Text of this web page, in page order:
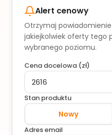
Alert cenowy
Otrzymaj
jakiejkolwiek oferty tego
wybranego poziomu.
Cena docelowa (zł)
Stan produktu
Nowy
Adres email